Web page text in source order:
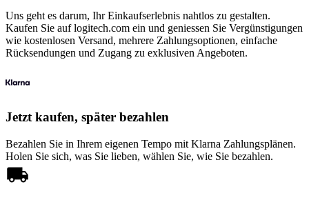
Uns geht es darum, Ihr Einkaufserlebnis nahtlos zu gestalten.
Kaufen Sie auf logitech.com ein und geniessen Sie Vergünstigungen
wie kostenlosen Versand, mehrere Zahlungsoptionen, einfache
Rücksendungen und Zugang zu exklusiven Angeboten.
Jetzt kaufen, später bezahlen
Bezahlen Sie in Ihrem eigenen Tempo mit Klarna Zahlungsplänen.
Holen Sie sich, was Sie lieben, wählen Sie, wie Sie bezahlen.